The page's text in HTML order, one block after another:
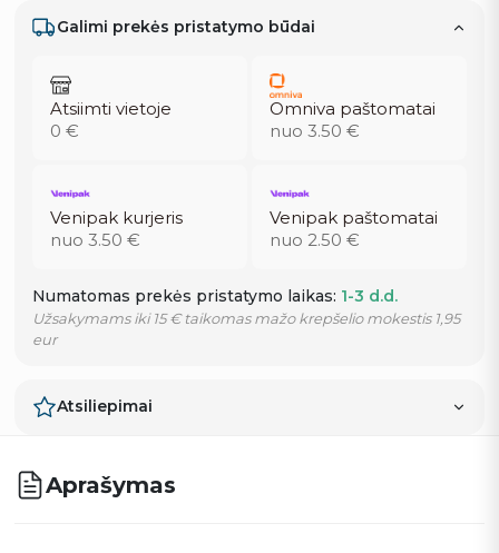
Galimi prekės pristatymo būdai
Atsiimti vietoje
0 €
Omniva paštomatai
nuo 3.50 €
Venipak kurjeris
nuo 3.50 €
Venipak paštomatai
nuo 2.50 €
Numatomas prekės pristatymo laikas: 1-3 d.d.
Užsakymams iki 15 € taikomas mažo krepšelio mokestis 1,95
eur
Atsiliepimai
Aprašymas